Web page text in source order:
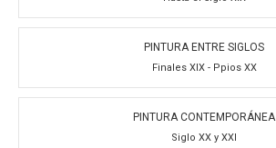
PINTURA ENTRE SIGLOS
Finales XIX - Ppios XX
PINTURA CONTEMPORÁNEA
Siglo XX y XXI